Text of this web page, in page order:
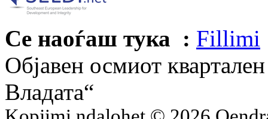
Се наоѓаш тука : Fillimi
Објавен осмиот
Владата“